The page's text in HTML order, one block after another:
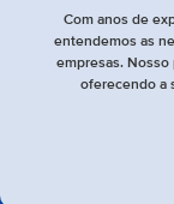
Com anos de
entendemos as
empresas. Nosso
oferecendo a